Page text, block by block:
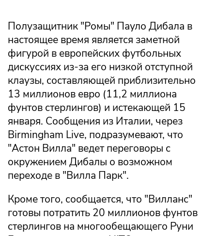
Полузащитник "Ромы" Пауло Дибала в
настоящее время является заметной
фигурой в европейских футбольных
дискуссиях из-за его низкой отступной
клаузы, составляющей приблизительно
13 миллионов евро (11,2 миллиона
фунтов стерлингов) и истекающей 15
января. Сообщения из Италии, через
Birmingham Live, подразумевают, что
"Астон Вилла" ведет переговоры с
окружением Дибалы о возможном
переходе в "Вилла Парк".
Кроме того, сообщается, что "Вилланс"
готовы потратить 20 миллионов фунтов
стерлингов на многообещающего Руни